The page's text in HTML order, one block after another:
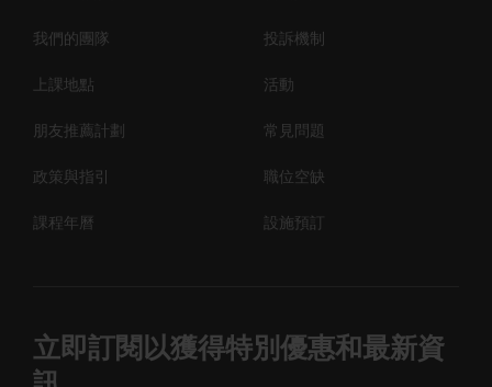
我們的團隊 投訴機制
上課地點 活動
朋友推薦計劃 常見問題
政策與指引 職位空缺
課程年曆 設施預訂
立即訂閱以獲得特別優惠和最新資